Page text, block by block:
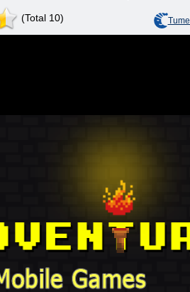
(Total 10)